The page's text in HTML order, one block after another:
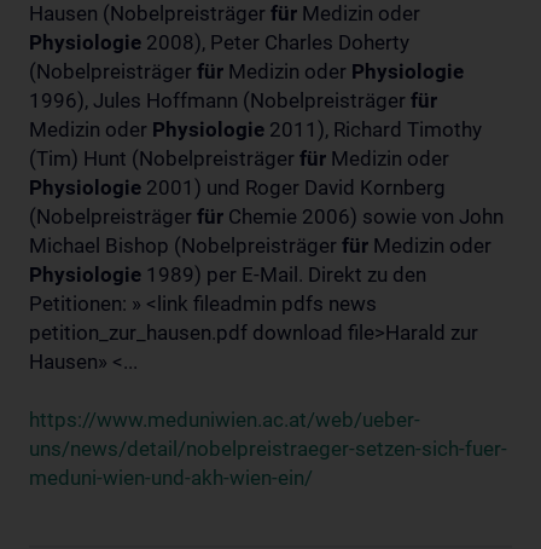
Hausen (Nobelpreisträger für Medizin oder
Physiologie 2008), Peter Charles Doherty
(Nobelpreisträger für Medizin oder Physiologie
1996), Jules Hoffmann (Nobelpreisträger für
Medizin oder Physiologie 2011), Richard Timothy
(Tim) Hunt (Nobelpreisträger für Medizin oder
Physiologie 2001) und Roger David Kornberg
(Nobelpreisträger für Chemie 2006) sowie von John
Michael Bishop (Nobelpreisträger für Medizin oder
Physiologie 1989) per E-Mail. Direkt zu den
Petitionen: » <link fileadmin pdfs news
petition_zur_hausen.pdf download file>Harald zur
Hausen» <...
https://www.meduniwien.ac.at/web/ueber-
uns/news/detail/nobelpreistraeger-setzen-sich-fuer-
meduni-wien-und-akh-wien-ein/